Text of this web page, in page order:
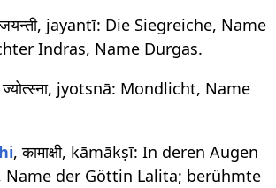
jayantī: Die Siegreiche, Name
Indras, Name Durgas.
jyotsnā: Mondlicht, Name
, कामाक्षी, kāmākṣī: In deren Augen
Name der Göttin Lalita; berühmte